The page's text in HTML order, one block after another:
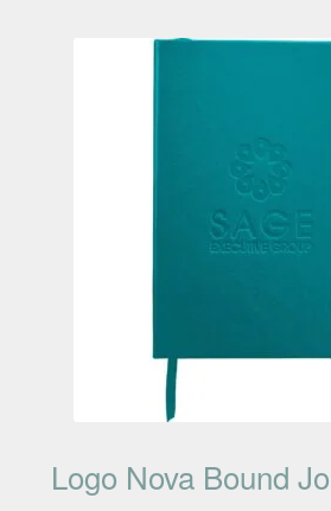
Logo Nova Bound